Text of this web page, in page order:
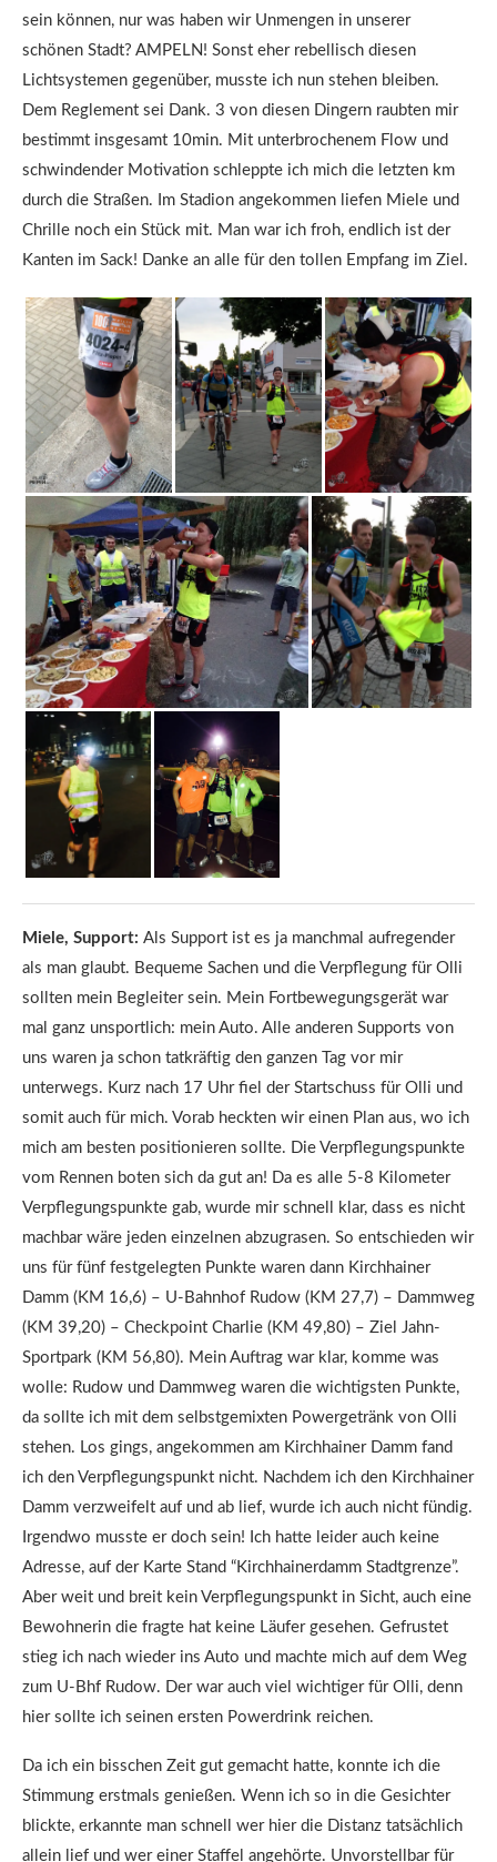
sein können, nur was haben wir Unmengen in unserer
schönen Stadt? AMPELN! Sonst eher rebellisch diesen
Lichtsystemen gegenüber, musste ich nun stehen bleiben.
Dem Reglement sei Dank. 3 von diesen Dingern raubten mir
bestimmt insgesamt 10min. Mit unterbrochenem Flow und
schwindender Motivation schleppte ich mich die letzten km
durch die Straßen. Im Stadion angekommen liefen Miele und
Chrille noch ein Stück mit. Man war ich froh, endlich ist der
Kanten im Sack! Danke an alle für den tollen Empfang im Ziel.
Miele, Support: Als Support ist es ja manchmal aufregender
als man glaubt. Bequeme Sachen und die Verpflegung für Olli
sollten mein Begleiter sein. Mein Fortbewegungsgerät war
mal ganz unsportlich: mein Auto. Alle anderen Supports von
uns waren ja schon tatkräftig den ganzen Tag vor mir
unterwegs. Kurz nach 17 Uhr fiel der Startschuss für Olli und
somit auch für mich. Vorab heckten wir einen Plan aus, wo ich
mich am besten positionieren sollte. Die Verpflegungspunkte
vom Rennen boten sich da gut an! Da es alle 5-8 Kilometer
Verpflegungspunkte gab, wurde mir schnell klar, dass es nicht
machbar wäre jeden einzelnen abzugrasen. So entschieden wir
uns für fünf festgelegten Punkte waren dann Kirchhainer
Damm (KM 16,6) – U-Bahnhof Rudow (KM 27,7) – Dammweg
(KM 39,20) – Checkpoint Charlie (KM 49,80) – Ziel Jahn-
Sportpark (KM 56,80). Mein Auftrag war klar, komme was
wolle: Rudow und Dammweg waren die wichtigsten Punkte,
da sollte ich mit dem selbstgemixten Powergetränk von Olli
stehen. Los gings, angekommen am Kirchhainer Damm fand
ich den Verpflegungspunkt nicht. Nachdem ich den Kirchhainer
Damm verzweifelt auf und ab lief, wurde ich auch nicht fündig.
Irgendwo musste er doch sein! Ich hatte leider auch keine
Adresse, auf der Karte Stand “Kirchhainerdamm Stadtgrenze”.
Aber weit und breit kein Verpflegungspunkt in Sicht, auch eine
Bewohnerin die fragte hat keine Läufer gesehen. Gefrustet
stieg ich nach wieder ins Auto und machte mich auf dem Weg
zum U-Bhf Rudow. Der war auch viel wichtiger für Olli, denn
hier sollte ich seinen ersten Powerdrink reichen.
Da ich ein bisschen Zeit gut gemacht hatte, konnte ich die
Stimmung erstmals genießen. Wenn ich so in die Gesichter
blickte, erkannte man schnell wer hier die Distanz tatsächlich
allein lief und wer einer Staffel angehörte. Unvorstellbar für